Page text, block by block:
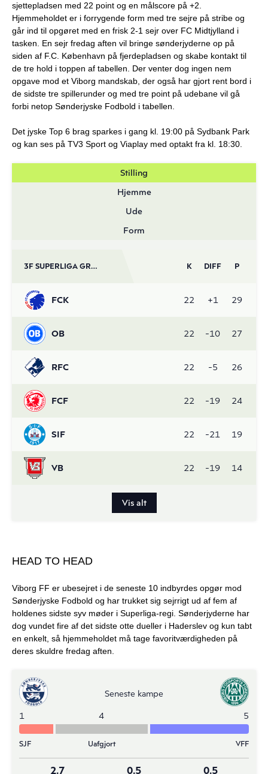
sjettepladsen med 22 point og en målscore på +2.
Hjemmeholdet er i forrygende form med tre sejre på stribe og
går ind til opgøret med en frisk 2-1 sejr over FC Midtjylland i
tasken. En sejr fredag aften vil bringe sønderjyderne op på
siden af F.C. København på fjerdepladsen og skabe kontakt til
de tre hold i toppen af tabellen. Der venter dog ingen nem
opgave mod et Viborg mandskab, der også har gjort rent bord i
de sidste tre spillerunder og med tre point på udebane vil gå
forbi netop Sønderjyske Fodbold i tabellen.
Det jyske Top 6 brag sparkes i gang kl. 19:00 på Sydbank Park
og kan ses på TV3 Sport og Viaplay med optakt fra kl. 18:30.
HEAD TO HEAD
Viborg FF er ubesejret i de seneste 10 indbyrdes opgør mod
Sønderjyske Fodbold og har trukket sig sejrrigt ud af fem af
holdenes sidste syv møder i Superliga-regi. Sønderjyderne har
dog vundet fire af det sidste otte dueller i Haderslev og kun tabt
en enkelt, så hjemmeholdet må tage favoritværdigheden på
deres skuldre fredag aften.